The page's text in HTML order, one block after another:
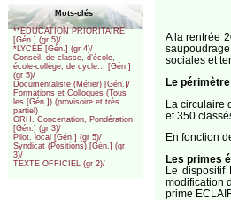
Mots-clés
**EDUCATION PRIORITAIRE
[Gén.] (gr 5)/
*LYCEE [Gén.] (gr 4)/
Conseil, de classe, d’école,
école-collège, de cycle... [Gén.]
(gr 5)/
Documentaliste (Métier) [Gén.]/
Formations et Colloques (Tous
les [Gén.]) (provisoire et très
partiel)
GRH. Concertation, Pondération
[Gén.] (gr 3)/
Pilot. local [Gén.] (gr 5)/
Syndicat (Positions) [Gén.] (gr
3)/
TEXTE OFFICIEL (gr 2)/
A la rentrée
sociales et
Le
La circulaire
et 350
En fonction
Les primes
Le dispositif
modification
prime